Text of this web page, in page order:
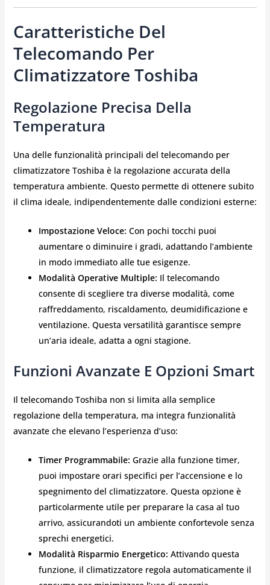
Caratteristiche Del
Telecomando Per
Climatizzatore Toshiba
Regolazione Precisa Della
Temperatura
Una delle funzionalità principali del telecomando per
climatizzatore Toshiba è la regolazione accurata della
temperatura ambiente. Questo permette di ottenere subito
il clima ideale, indipendentemente dalle condizioni esterne:
Impostazione Veloce: Con pochi tocchi puoi
aumentare o diminuire i gradi, adattando l’ambiente
in modo immediato alle tue esigenze.
Modalità Operative Multiple: Il telecomando
consente di scegliere tra diverse modalità, come
raffreddamento, riscaldamento, deumidificazione e
ventilazione. Questa versatilità garantisce sempre
un’aria ideale, adatta a ogni stagione.
Funzioni Avanzate E Opzioni Smart
Il telecomando Toshiba non si limita alla semplice
regolazione della temperatura, ma integra funzionalità
avanzate che elevano l’esperienza d’uso:
Timer Programmabile: Grazie alla funzione timer,
puoi impostare orari specifici per l’accensione e lo
spegnimento del climatizzatore. Questa opzione è
particolarmente utile per preparare la casa al tuo
arrivo, assicurandoti un ambiente confortevole senza
sprechi energetici.
Modalità Risparmio Energetico: Attivando questa
funzione, il climatizzatore regola automaticamente il